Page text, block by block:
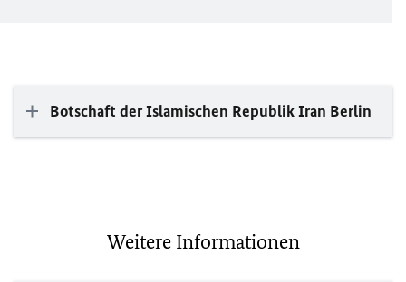
Botschaft der Islamischen Republik Iran Berlin
Weitere Informationen